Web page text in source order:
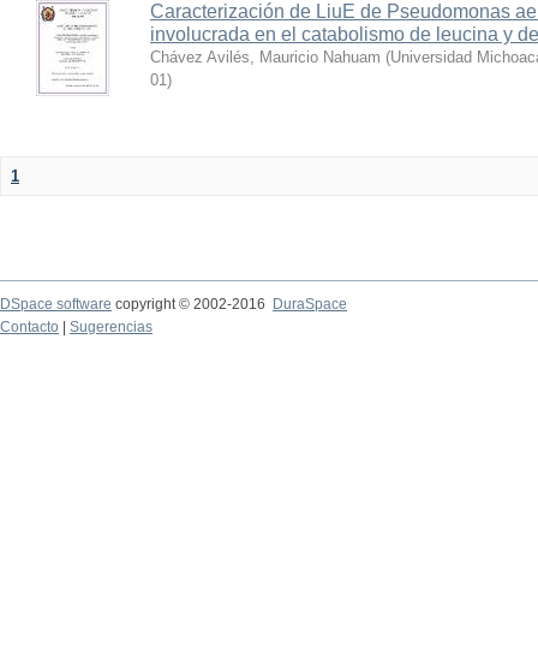
Caracterización de LiuE de Pseudomonas
involucrada en el catabolismo de leucina y
Chávez Avilés, Mauricio Nahuam (Universidad
01)
1
DSpace software copyright © 2002-2016
DuraSpace
Contacto
Sugerencias